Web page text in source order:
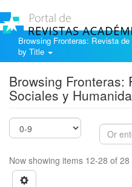
Browsing Fronteras: Revista
by Title
Browsing Fronteras:
Sociales y
Now showing items 12-28 of 28